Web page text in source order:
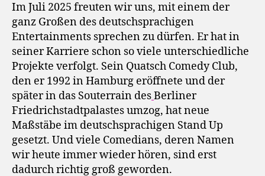
Im Juli 2025 freuten wir uns, mit einem der
ganz Großen des deutschsprachigen
Entertainments sprechen zu dürfen. Er hat in
seiner Karriere schon so viele unterschiedliche
Projekte verfolgt. Sein Quatsch Comedy Club,
den er 1992 in Hamburg eröffnete und der
später in das Souterrain desBerliner
Friedrichstadtpalastes umzog, hat neue
Maßstäbe im deutschsprachigen Stand Up
gesetzt. Und viele Comedians, deren Namen
wir heute immer wieder hören, sind erst
dadurch richtig groß geworden.